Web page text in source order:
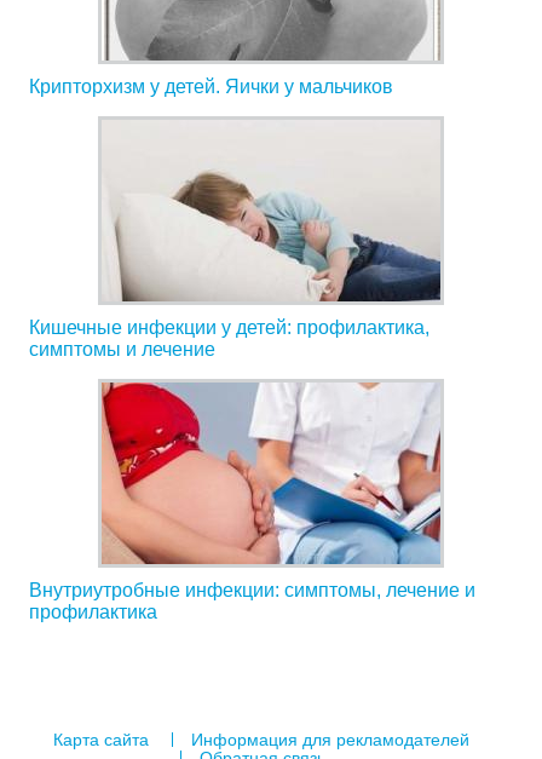
Крипторхизм у детей. Яички у мальчиков
Кишечные инфекции у детей: профилактика,
симптомы и лечение
Внутриутробные инфекции: симптомы, лечение и
профилактика
Карта сайта
Информация для рекламодателей